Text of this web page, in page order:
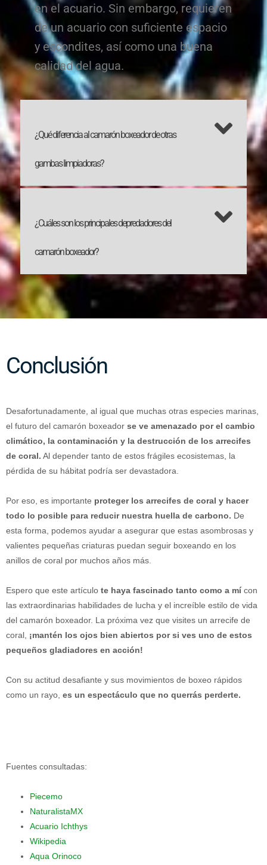
en el acuario. Sin embargo, requieren
de un acuario con suficiente espacio
y escondites, así como una buena
calidad del agua.
¿Qué diferencia al camarón boxeador de otras
gambas limpiadoras?
¿Cuáles son los principales depredadores del
camarón boxeador?
Conclusión
Desafortunadamente, al igual que muchas otras especies marinas,
el futuro del camarón boxeador se ve amenazado por el cambio
climático, la contaminación y la destrucción de los arrecifes
de coral. Al depender tanto de estos frágiles ecosistemas, la
pérdida de su hábitat podría ser devastadora.
Por eso, es importante proteger los arrecifes de coral y hacer
todo lo posible para reducir nuestra huella de carbono. De
esta forma, podemos ayudar a asegurar que estas asombrosas y
valientes pequeñas criaturas puedan seguir boxeando en los
anillos de coral por muchos años más.
Espero que este artículo te haya fascinado tanto como a mícon
las extraordinarias habilidades de lucha y el increíble estilo de vida
del camarón boxeador. La próxima vez que visites un arrecife de
coral, ¡mantén los ojos bien abiertos por si ves uno de estos
pequeños gladiadores en acción!
Con su actitud desafiante y sus movimientos de boxeo rápidos
como un rayo, es un espectáculo que no querrás perderte.
Fuentes consultadas:
Piecemo
NaturalistaMX
Acuario Ichthys
Wikipedia
Aqua Orinoco